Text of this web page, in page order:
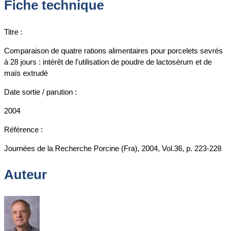
Fiche technique
Titre :
Comparaison de quatre rations alimentaires pour porcelets sevrés
à 28 jours : intérêt de l'utilisation de poudre de lactosérum et de
maïs extrudé
Date sortie / parution :
2004
Référence :
Journées de la Recherche Porcine (Fra), 2004, Vol.36, p. 223-228
Auteur